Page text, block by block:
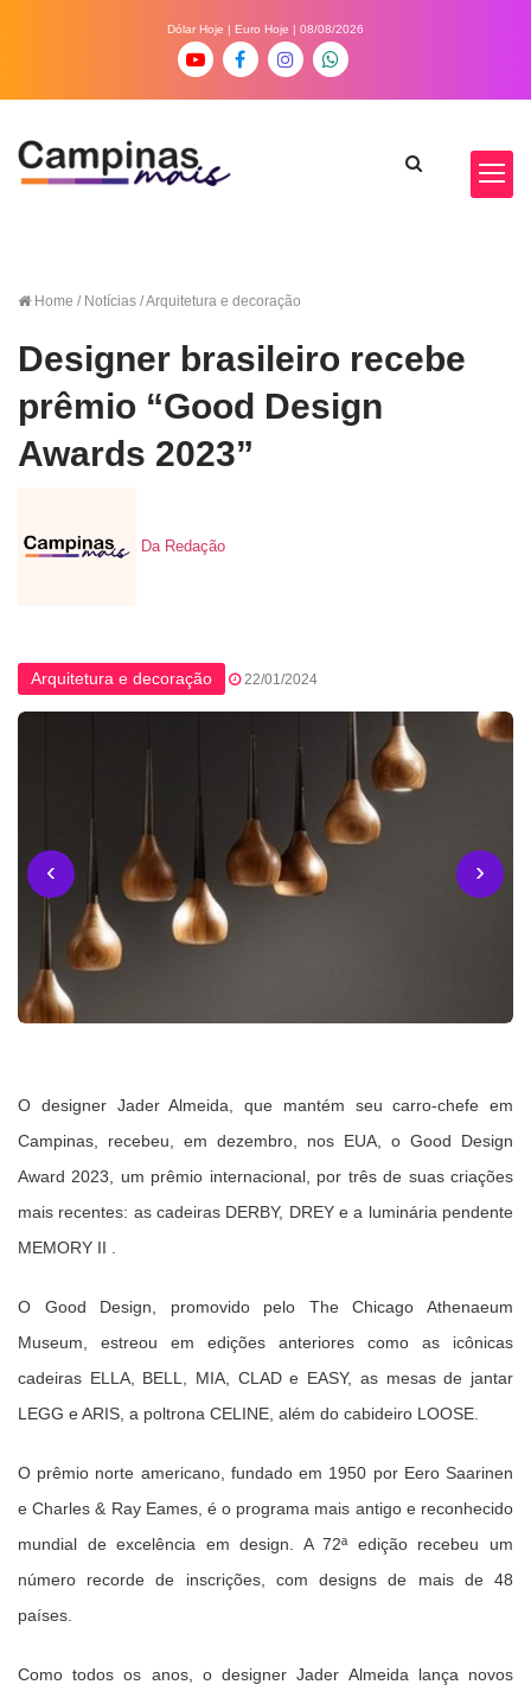
Dólar Hoje | Euro Hoje | 08/08/2026
Home / Notícias / Arquitetura e decoração
Designer brasileiro recebe
prêmio “Good Design
Awards 2023”
Da Redação
Arquitetura e decoração 22/01/2024
‹ ›
O designer Jader Almeida, que mantém seu carro-chefe em
Campinas, recebeu, em dezembro, nos EUA, o Good Design
Award 2023, um prêmio internacional, por três de suas criações
mais recentes: as cadeiras DERBY, DREY e a luminária pendente
MEMORY II .
O Good Design, promovido pelo The Chicago Athenaeum
Museum, estreou em edições anteriores como as icônicas
cadeiras ELLA, BELL, MIA, CLAD e EASY, as mesas de jantar
LEGG e ARIS, a poltrona CELINE, além do cabideiro LOOSE.
O prêmio norte americano, fundado em 1950 por Eero Saarinen
e Charles & Ray Eames, é o programa mais antigo e reconhecido
mundial de excelência em design. A 72ª edição recebeu um
número recorde de inscrições, com designs de mais de 48
países.
Como todos os anos, o designer Jader Almeida lança novos